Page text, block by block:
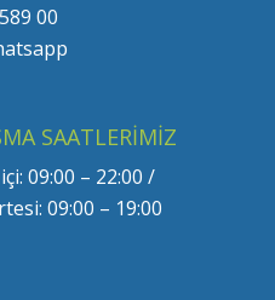
00
SAATLERIMIZ
09:00 – 22:00 /
09:00 – 19:00